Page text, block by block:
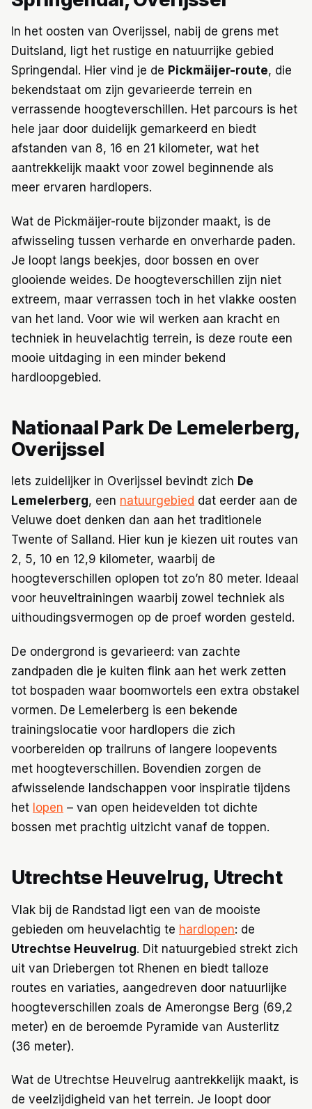
In het oosten van Overijssel, nabij de grens met
Duitsland, ligt het rustige en natuurrijke gebied
Springendal. Hier vind je de Pickmäijer-route, die
bekendstaat om zijn gevarieerde terrein en
verrassende hoogteverschillen. Het parcours is het
hele jaar door duidelijk gemarkeerd en biedt
afstanden van 8, 16 en 21 kilometer, wat het
aantrekkelijk maakt voor zowel beginnende als
meer ervaren hardlopers.
Wat de Pickmäijer-route bijzonder maakt, is de
afwisseling tussen verharde en onverharde paden.
Je loopt langs beekjes, door bossen en over
glooiende weides. De hoogteverschillen zijn niet
extreem, maar verrassen toch in het vlakke oosten
van het land. Voor wie wil werken aan kracht en
techniek in heuvelachtig terrein, is deze route een
mooie uitdaging in een minder bekend
hardloopgebied.
Nationaal Park De Lemelerberg,
Overijssel
Iets zuidelijker in Overijssel bevindt zich De
Lemelerberg, een natuurgebied dat eerder aan de
Veluwe doet denken dan aan het traditionele
Twente of Salland. Hier kun je kiezen uit routes van
2, 5, 10 en 12,9 kilometer, waarbij de
hoogteverschillen oplopen tot zo’n 80 meter. Ideaal
voor heuveltrainingen waarbij zowel techniek als
uithoudingsvermogen op de proef worden gesteld.
De ondergrond is gevarieerd: van zachte
zandpaden die je kuiten flink aan het werk zetten
tot bospaden waar boomwortels een extra obstakel
vormen. De Lemelerberg is een bekende
trainingslocatie voor hardlopers die zich
voorbereiden op trailruns of langere loopevents
met hoogteverschillen. Bovendien zorgen de
afwisselende landschappen voor inspiratie tijdens
het lopen – van open heidevelden tot dichte
bossen met prachtig uitzicht vanaf de toppen.
Utrechtse Heuvelrug, Utrecht
Vlak bij de Randstad ligt een van de mooiste
gebieden om heuvelachtig te hardlopen: de
Utrechtse Heuvelrug. Dit natuurgebied strekt zich
uit van Driebergen tot Rhenen en biedt talloze
routes en variaties, aangedreven door natuurlijke
hoogteverschillen zoals de Amerongse Berg (69,2
meter) en de beroemde Pyramide van Austerlitz
(36 meter).
Wat de Utrechtse Heuvelrug aantrekkelijk maakt, is
de veelzijdigheid van het terrein. Je loopt door